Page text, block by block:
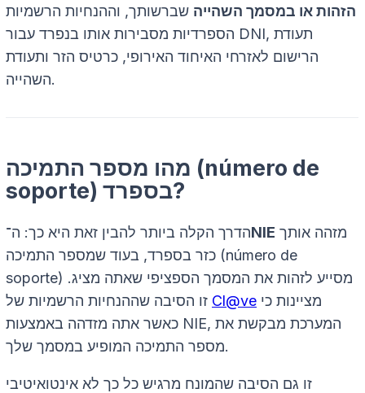
הזהות או במסמך השהייה שברשותך, וההנחיות הרשמיות
DNI, תעודת
הרישום לאזרחי האיחוד האירופי, כרטיס הזר ותעודת
השהייה.
מהו מספר התמיכה (número de
soporte) בספרד?
הדרך הקלה ביותר להבין זאת היא כך: ה־NIE
כזר בספרד, בעוד שמספר התמיכה (número de
soporte) מסייע לזהות את המסמך הספציפי שאתה מציג.
Cl@ve
כאשר אתה מזדהה באמצעות NIE, המערכת מבקשת את
מספר התמיכה המופיע במסמך שלך.
זו גם הסיבה שהמונח מרגיש כל כך לא אינטואיטיבי